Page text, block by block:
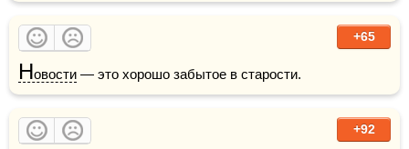
+65
Новости — это хорошо забытое в старости.
+92